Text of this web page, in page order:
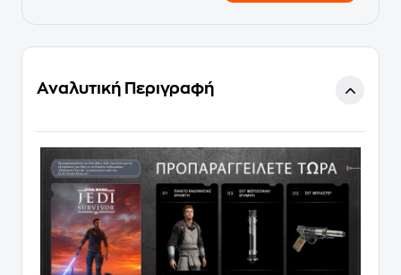
Αναλυτική Περιγραφή